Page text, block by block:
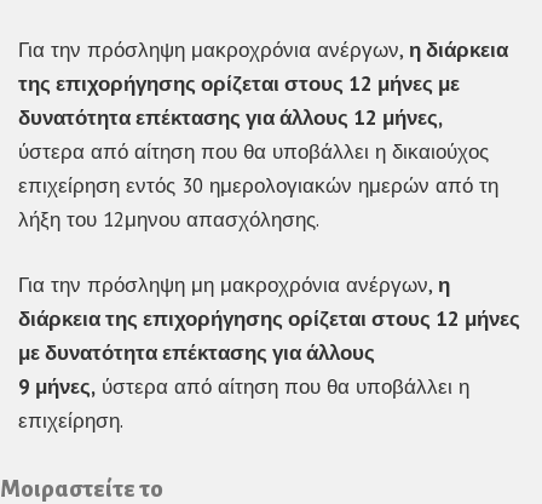
Για την πρόσληψη μακροχρόνια ανέργων, η διάρκεια
της επιχορήγησης ορίζεται στους 12 μήνες με
δυνατότητα επέκτασης για άλλους 12 μήνες,
ύστερα από αίτηση που θα υποβάλλει η δικαιούχος
επιχείρηση εντός 30 ημερολογιακών ημερών από τη
λήξη του 12μηνου απασχόλησης.
Για την πρόσληψη μη μακροχρόνια ανέργων, η
διάρκεια της επιχορήγησης ορίζεται στους 12 μήνες
με δυνατότητα επέκτασης για άλλους
9 μήνες, ύστερα από αίτηση που θα υποβάλλει η
επιχείρηση.
Μοιραστείτε το